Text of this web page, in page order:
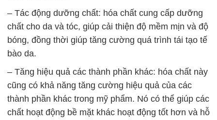
– Tác động dưỡng chất: hóa chất cung cấp dưỡng
chất cho da và tóc, giúp cải thiện độ mềm mịn và độ
bóng, đồng thời giúp tăng cường quá trình tái tạo tế
bào da.
– Tăng hiệu quả các thành phần khác: hóa chất này
cũng có khả năng tăng cường hiệu quả của các
thành phần khác trong mỹ phẩm. Nó có thể giúp các
chất hoạt động bề mặt khác hoạt động tốt hơn và hỗ